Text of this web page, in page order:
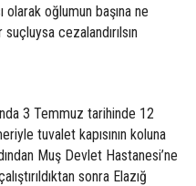
oğlumun başına ne
cezalandırılsın
3 Temmuz tarihinde 12
tuvalet kapısının koluna
Muş Devlet Hastanesi’ne
sonra Elazığ